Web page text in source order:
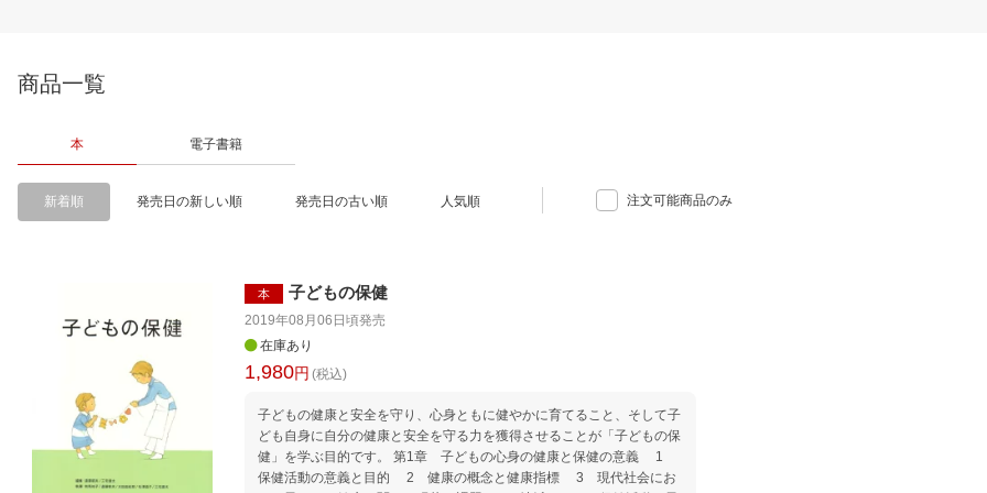
商品一覧
本 電子書籍
新着順 発売日の新しい順 発売日の古い順 人気順 注文可能商品のみ
本 子どもの保健
2019年08月06日頃発売
在庫あり
1,980円 (税込)
子どもの健康と安全を守り、心身ともに健やかに育てること、そして子
ども自身に自分の健康と安全を守る力を獲得させることが「子どもの保
健」を学ぶ目的です。 第1章 子どもの心身の健康と保健の意義 1
保健活動の意義と目的 2 健康の概念と健康指標 3 現代社会にお